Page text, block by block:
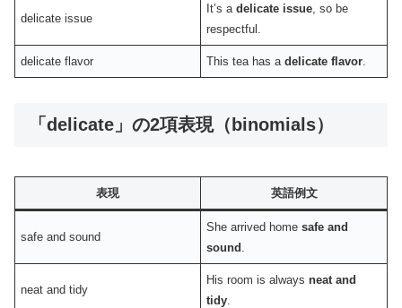
delicate issue
It’s adelicate issue , so be
respectful.
delicate flavor This tea has adelicate flavor
「delicate」の2項表現（binomials）
表現 英語例文
safe and sound
She arrived homesafe and
sound
neat and tidy
His room is alwaysneat and
tidy